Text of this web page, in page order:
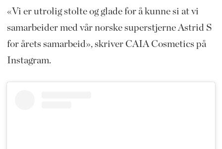
«Vi er utrolig stolte og glade for å kunne si at vi
samarbeider med vår norske superstjerne Astrid S
for årets samarbeid», skriver CAIA Cosmetics på
Instagram.